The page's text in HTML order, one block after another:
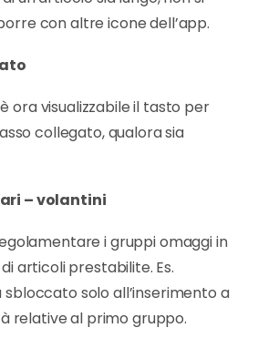
con altre icone dell’app.
ora visualizzabile il tasto per
collegato, qualora sia
– volantini
i gruppi omaggi in
articoli prestabilite. Es.
sbloccato solo all’inserimento a
relative al primo gruppo.